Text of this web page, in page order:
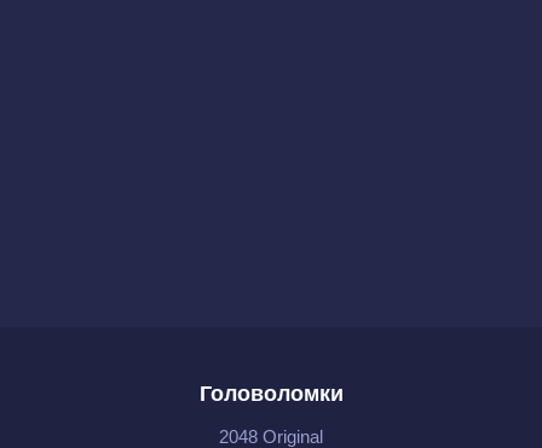
Головоломки
2048 Original